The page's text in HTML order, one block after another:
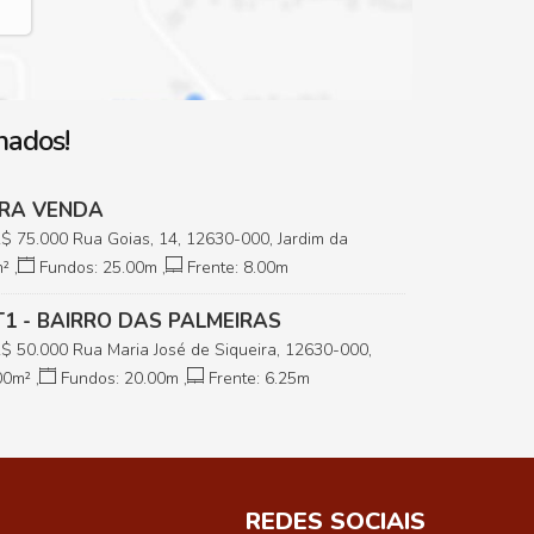
VENDA
75.000 Rua Goias, 14, 12630-000, Jardim da
São Paulo, Brasil
, Fundos: 25.00m , Frente: 8.00m
- BAIRRO DAS PALMEIRAS
50.000 Rua Maria José de Siqueira, 12630-000,
Cachoeira Paulista, São Paulo, Brasil
m² , Fundos: 20.00m , Frente: 6.25m
REDES SOCIAIS